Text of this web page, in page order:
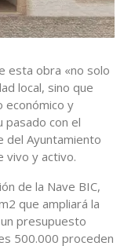
esta obra «no solo
local, sino que
económico y
pasado con el
del Ayuntamiento
vivo y activo.
de la Nave BIC,
que ampliará la
presupuesto
500.000 proceden